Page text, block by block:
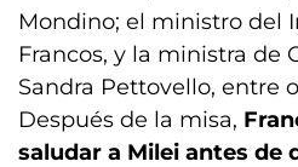
Mondino; el ministro del
Francos, y la ministra de
Sandra Pettovello, entre
Después de la misa,
saludar a Milei antes de